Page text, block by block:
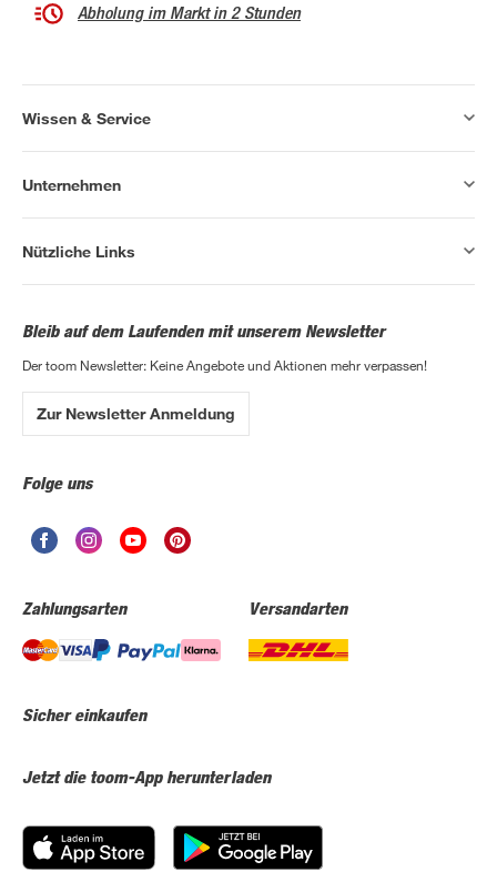
Abholung im Markt in 2 Stunden
Wissen & Service
Unternehmen
Nützliche Links
Bleib auf dem Laufenden mit unserem Newsletter
Der toom Newsletter: Keine Angebote und Aktionen mehr verpassen!
Zur Newsletter Anmeldung
Folge uns
Zahlungsarten Versandarten
Sicher einkaufen
Jetzt die toom-App herunterladen